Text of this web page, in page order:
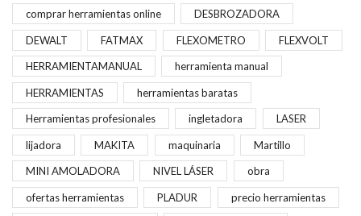
comprar herramientas online DESBROZADORA
DEWALT FATMAX FLEXOMETRO FLEXVOLT
HERRAMIENTAMANUAL herramienta manual
HERRAMIENTAS herramientas baratas
Herramientas profesionales ingletadora LASER
lijadora MAKITA maquinaria Martillo
MINI AMOLADORA NIVEL LÁSER obra
ofertas herramientas PLADUR precio herramientas